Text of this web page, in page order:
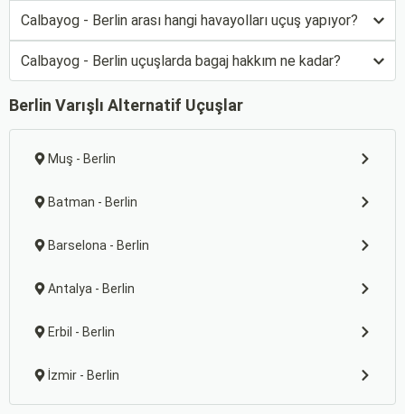
Calbayog - Berlin arası hangi havayolları uçuş yapıyor?
Calbayog - Berlin uçuşlarda bagaj hakkım ne kadar?
Berlin Varışlı Alternatif Uçuşlar
Muş - Berlin
Batman - Berlin
Barselona - Berlin
Antalya - Berlin
Erbil - Berlin
İzmir - Berlin